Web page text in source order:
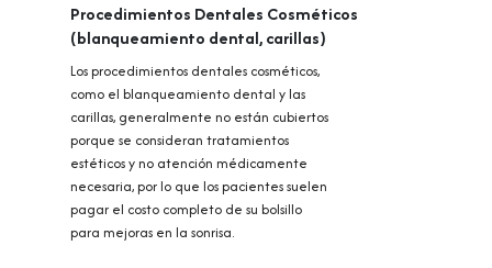
Procedimientos Dentales Cosméticos
(blanqueamiento dental, carillas)
Los procedimientos dentales cosméticos,
como el blanqueamiento dental y las
carillas, generalmente no están cubiertos
porque se consideran tratamientos
estéticos y no atención médicamente
necesaria, por lo que los pacientes suelen
pagar el costo completo de su bolsillo
para mejoras en la sonrisa.